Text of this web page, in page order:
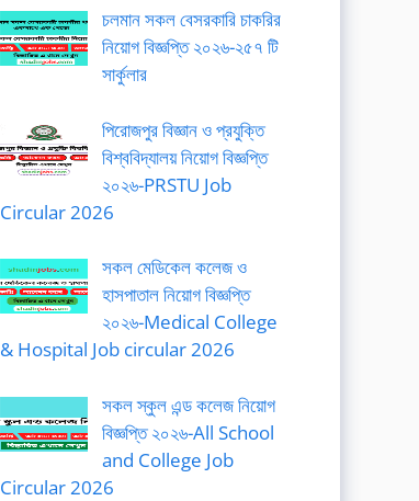
চলমান সকল বেসরকারি চাকরির
নিয়োগ বিজ্ঞপ্তি ২০২৬-২৫৭ টি
সার্কুলার
পিরোজপুর বিজ্ঞান ও প্রযুক্তি
বিশ্ববিদ্যালয় নিয়োগ বিজ্ঞপ্তি
২০২৬-PRSTU Job
Circular 2026
সকল মেডিকেল কলেজ ও
হাসপাতাল নিয়োগ বিজ্ঞপ্তি
২০২৬-Medical College
& Hospital Job circular 2026
সকল স্কুল এন্ড কলেজ নিয়োগ
বিজ্ঞপ্তি ২০২৬-All School
and College Job
Circular 2026